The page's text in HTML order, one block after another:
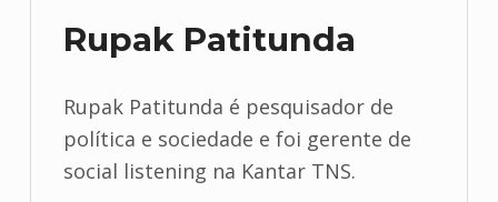
Rupak Patitunda
Rupak Patitunda é pesquisador de
política e sociedade e foi gerente de
social listening na Kantar TNS.